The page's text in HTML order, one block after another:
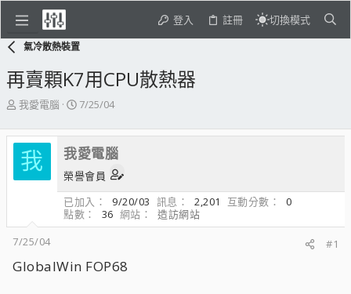
登入 註冊 切換模式
氣冷散熱裝置
再賣顆K7用CPU散熱器
主
發
起
人
我愛電腦
開
日
期
7/25/04
我 我愛電腦
榮譽會員
已加入
9/20/03 訊息 2,201 互動分數
0
點數
36 網站
造訪網站
7/25/04
#1
GlobalWin FOP68